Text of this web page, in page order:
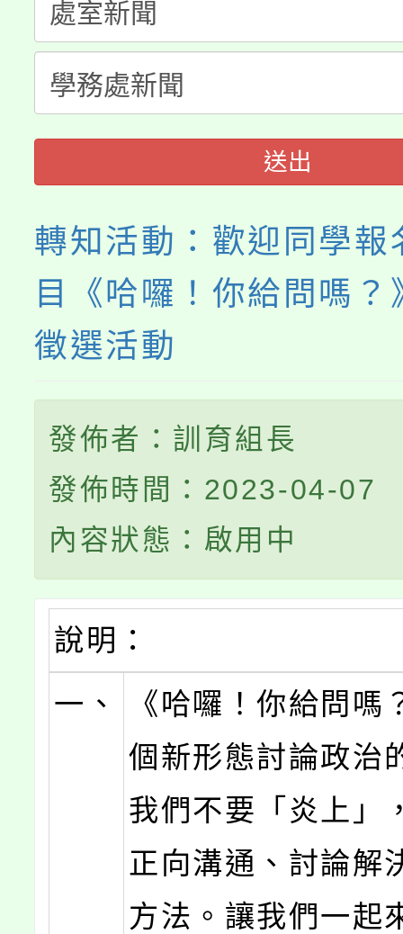
程，歡迎學生輔導中心
心理、諮商輔導、社會
系所師生報名參加。
縣市「校園短影音徵選
門員」簡章及活動海報
桃園市115學年度學生
要點
「桃園市補助參觀特色
展演活動實施計畫」
送出
轉知活動：歡迎同學報
目《哈囉！你給問嗎？
徵選活動
發佈者：訓育組長
發佈時間：2023-04-07
內容狀態：啟用中
說明：
一、
《哈囉！你給問嗎
個新形態討論政治
我們不要「炎上」
正向溝通、討論解
方法。讓我們一起